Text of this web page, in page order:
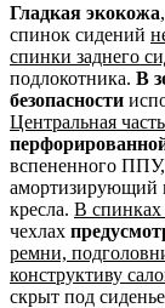
Гладкая экокожа
спинок сидений
спинки заднего
подлокотника. В
безопасности
Центральная
вспененного
амортизирующий
кресла. В спинках
чехлах
ремни,
конструктиву
скрыт под